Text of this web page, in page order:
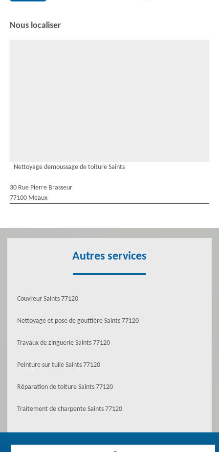
Nous localiser
Nettoyage demoussage de toiture Saints
30 Rue Pierre Brasseur
77100 Meaux
Autres services
Couvreur Saints 77120
Nettoyage et pose de gouttière Saints 77120
Travaux de zinguerie Saints 77120
Peinture sur tuile Saints 77120
Réparation de toiture Saints 77120
Traitement de charpente Saints 77120